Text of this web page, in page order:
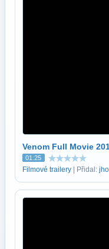
Venom Full Movie
01:25
Filmové trailery | Přidal: